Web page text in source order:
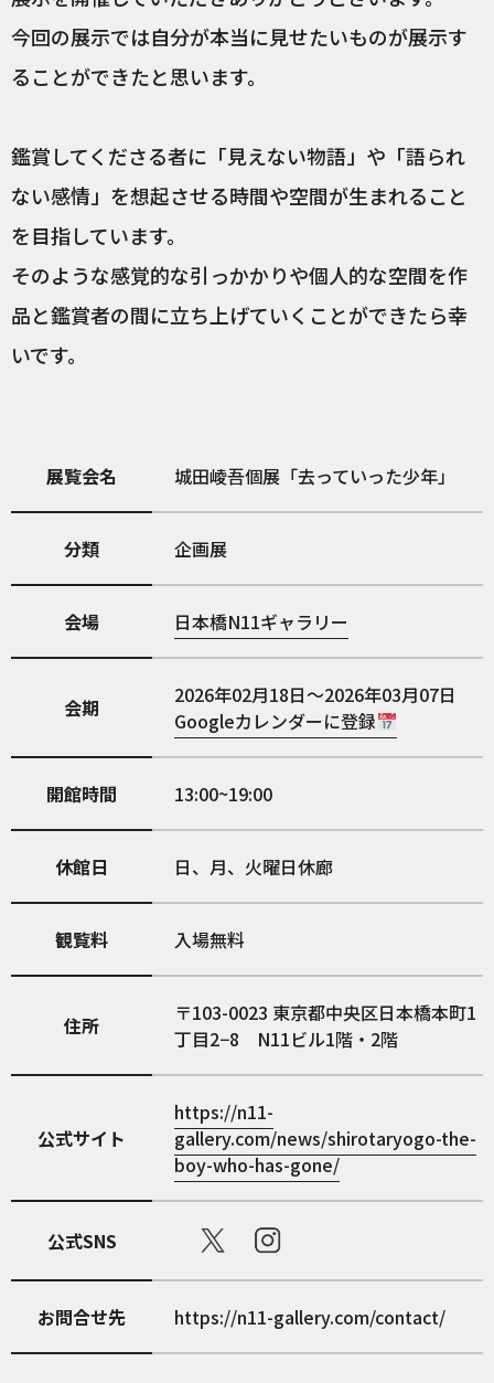
今回の展示では自分が本当に見せたいものが展示す
ることができたと思います。
鑑賞してくださる者に「見えない物語」や「語られ
ない感情」を想起させる時間や空間が生まれること
を目指しています。
そのような感覚的な引っかかりや個人的な空間を作
品と鑑賞者の間に立ち上げていくことができたら幸
いです。
展覧会名 城田崚吾個展「去っていった少年」
分類 企画展
会場 日本橋N11ギャラリー
会期
2026年02月18日～2026年03月07日
Googleカレンダーに登録
開館時間 13:00~19:00
休館日 日、月、火曜日休廊
観覧料 入場無料
住所 103-0023 東京都中央区日本橋本町1
丁目2−8 N11ビル1階・2階
公式サイト
https://n11-
gallery.com/news/shirotaryogo-the-
boy-who-has-gone/
公式SNS
お問合せ先 https://n11-gallery.com/contact/